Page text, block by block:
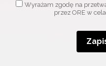
Wyrażam zgodę na
przez ORE w